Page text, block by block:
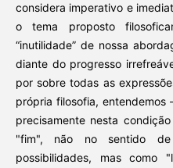
considera imperativo e
o tema proposto
“inutilidade” de nossa
diante do progresso
por sobre todas as
própria filosofia,
precisamente nesta
"fim", não no sentido
possibilidades, mas como